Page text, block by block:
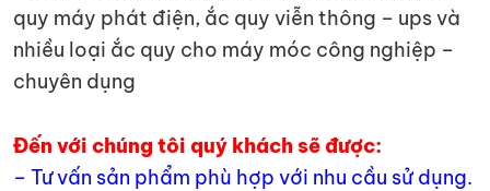
quy máy phát điện, ắc quy viễn thông – ups và
nhiều loại ắc quy cho máy móc công nghiệp –
chuyên dụng
Đến với chúng tôi quý khách sẽ được:
– Tư vấn sản phẩm phù hợp với nhu cầu sử dụng.